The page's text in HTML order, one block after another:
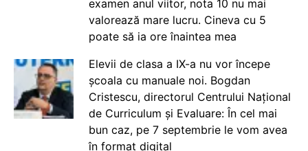
examen anul viitor, nota 10 nu mai
valorează mare lucru. Cineva cu 5
poate să ia ore înaintea mea
Elevii de clasa a IX-a nu vor începe
școala cu manuale noi. Bogdan
Cristescu, directorul Centrului Național
de Curriculum și Evaluare: În cel mai
bun caz, pe 7 septembrie le vom avea
în format digital